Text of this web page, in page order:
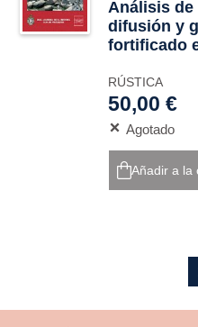
Análisis de
difusión y
fortificado
RÚSTICA
50,00 €
Agotado
Añadir a la